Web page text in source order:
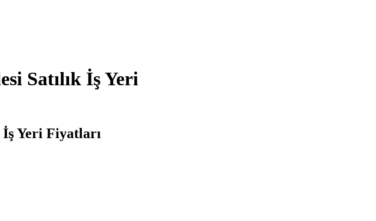
Satılık İş Yeri
İş Yeri Fiyatları